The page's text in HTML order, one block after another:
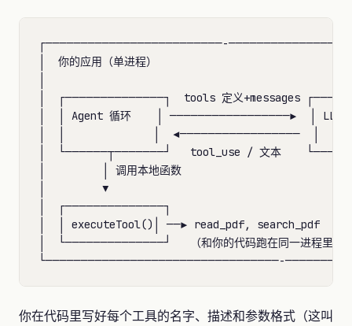
┌─────────────────────────-
│  你的应用（单进程）
│  ┌──────────────┐  tools 定义+messages
│  │ Agent 循环    │ ─────────────────►  │ LLM
│  │              │  ◄─────────────────  │
│  └──────┬───────┘   tool_use / 文本
│         │ 调用本地函数
│         ▼
│  ┌──────────────┐
│  │ executeTool()│ ──► read_pdf, search_pdf
│  └──────────────┘   （和你的代码跑在同一进程里
你在代码里写好每个工具的名字、描述和参数格式（这叫